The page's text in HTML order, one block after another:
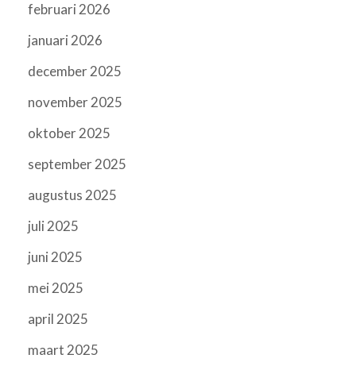
februari 2026
januari 2026
december 2025
november 2025
oktober 2025
september 2025
augustus 2025
juli 2025
juni 2025
mei 2025
april 2025
maart 2025